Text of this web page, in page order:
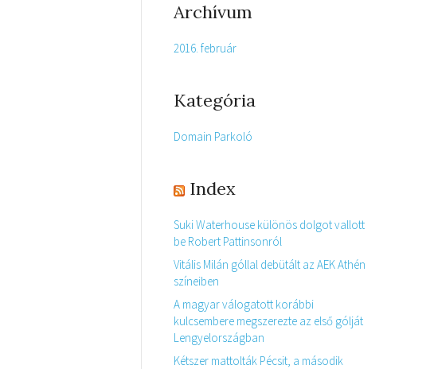
Archívum
2016. február
Kategória
Domain Parkoló
Index
Suki Waterhouse különös dolgot vallott
be Robert Pattinsonról
Vitális Milán góllal debütált az AEK Athén
színeiben
A magyar válogatott korábbi
kulcsembere megszerezte az első gólját
Lengyelországban
Kétszer mattolták Pécsit, a második